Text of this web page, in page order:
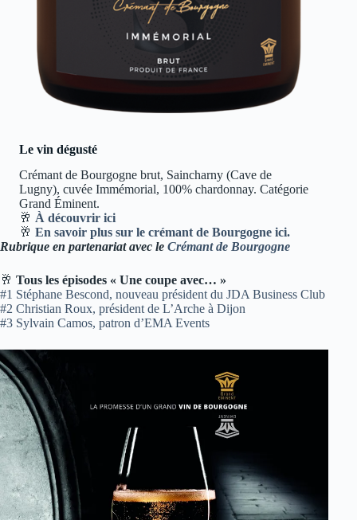
Le vin dégusté
Crémant de Bourgogne brut, Saincharny (Cave de
Lugny), cuvée Immémorial, 100% chardonnay. Catégorie
Grand Éminent.
🥂 À découvrir ici
🥂 En savoir plus sur le crémant de Bourgogne ici.
Rubrique en partenariat avec le Crémant de Bourgogne
🥂 Tous les épisodes « Une coupe avec… »
#1 Stéphane Bescond, nouveau président du JDA Business Club
#2 Christian Roux, président de L’Arche à Dijon
#3 Sylvain Camos, patron d’EMA Events